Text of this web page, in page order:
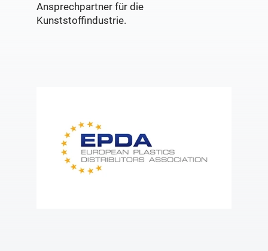
Ansprechpartner für die
Kunststoffindustrie.